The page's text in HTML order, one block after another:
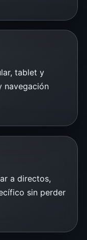
tablet y
navegación
a directos,
sin perder